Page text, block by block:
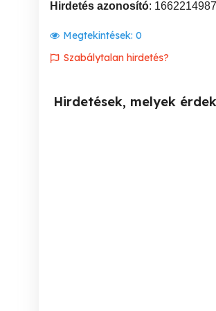
Hirdetés azonosító: 1662214987
Megtekintések: 0
Szabálytalan hirdetés?
Hirdetések, melyek